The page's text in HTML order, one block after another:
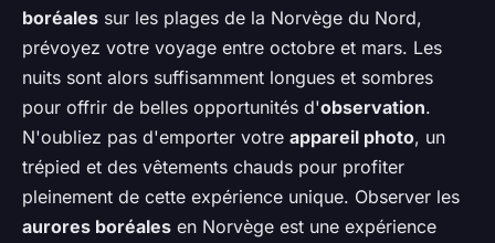
boréales sur les plages de la Norvège du Nord,
prévoyez votre voyage entre octobre et mars. Les
nuits sont alors suffisamment longues et sombres
pour offrir de belles opportunités d'observation.
N'oubliez pas d'emporter votre appareil photo, un
trépied et des vêtements chauds pour profiter
pleinement de cette expérience unique. Observer les
aurores boréales en Norvège est une expérience